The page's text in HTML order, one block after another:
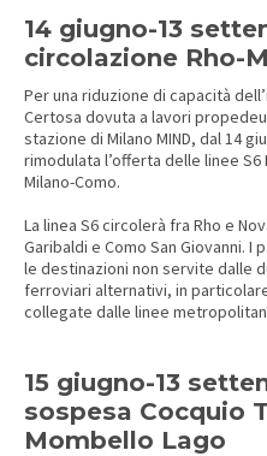
14 giugno-13
circolazione Rho-
Per una riduzione di capacità
Certosa dovuta a lavori
stazione di Milano MIND, dal 14
rimodulata l’offerta delle linee S6
Milano-Como.
La linea S6 circolerà fra Rho e
Garibaldi e Como San Giovanni.
le destinazioni non servite dalle
ferroviari alternativi, in
collegate dalle linee
15 giugno-13
sospesa Cocquio
Mombello Lago